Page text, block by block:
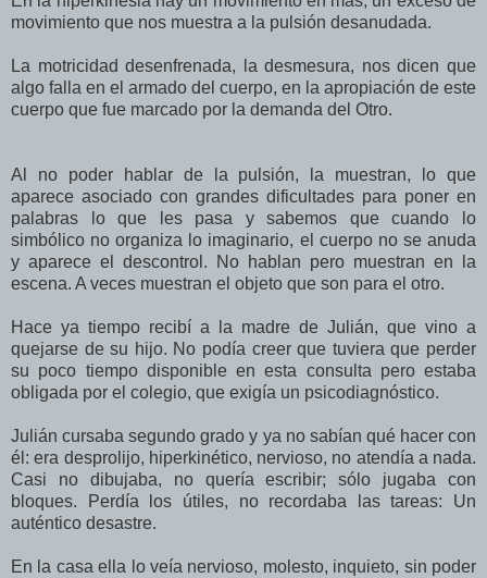
movimiento que nos muestra a la pulsión desanudada.
La motricidad desenfrenada, la desmesura, nos dicen que
algo falla en el armado del cuerpo, en la apropiación de este
cuerpo que fue marcado por la demanda del Otro.
Al no poder hablar de la pulsión, la muestran, lo que
aparece asociado con grandes dificultades para poner en
palabras lo que les pasa y sabemos que cuando lo
simbólico no organiza lo imaginario, el cuerpo no se anuda
y aparece el descontrol. No hablan pero muestran en la
escena. A veces muestran el objeto que son para el otro.
Hace ya tiempo recibí a la madre de Julián, que vino a
quejarse de su hijo. No podía creer que tuviera que perder
su poco tiempo disponible en esta consulta pero estaba
obligada por el colegio, que exigía un psicodiagnóstico.
Julián cursaba segundo grado y ya no sabían qué hacer con
él: era desprolijo, hiperkinético, nervioso, no atendía a nada.
Casi no dibujaba, no quería escribir; sólo jugaba con
bloques. Perdía los útiles, no recordaba las tareas: Un
auténtico desastre.
En la casa ella lo veía nervioso, molesto, inquieto, sin poder